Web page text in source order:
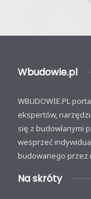
Wbudowie.pl
WBUDOWIE.PL
ekspertów,
się z budowlanymi
wesprzeć
budowanego przez
Na skróty